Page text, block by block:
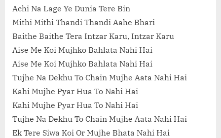
Achi Na Lage Ye Dunia Tere Bin
Mithi Mithi Thandi Thandi Aahe Bhari
Baithe Baithe Tera Intzar Karu, Intzar Karu
Aise Me Koi Mujhko Bahlata Nahi Hai
Aise Me Koi Mujhko Bahlata Nahi Hai
Tujhe Na Dekhu To Chain Mujhe Aata Nahi Hai
Kahi Mujhe Pyar Hua To Nahi Hai
Kahi Mujhe Pyar Hua To Nahi Hai
Tujhe Na Dekhu To Chain Mujhe Aata Nahi Hai
Ek Tere Siwa Koi Or Mujhe Bhata Nahi Hai